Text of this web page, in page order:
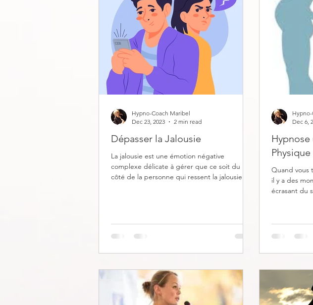
réactions
pratique :
Dépasser la Jalousie
La jalousie est une émotion négative
complexe délicate à gérer que ce soit du
côté de la personne qui ressent la jalousie ou
Hypno-Coach Maribel
Dec 23, 2023
2 min read
Quand vous
il y a des
écrasant du
Dec 6,